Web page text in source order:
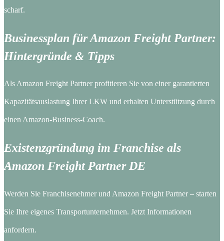
scharf.
Businessplan für Amazon Freight Partner:
Hintergründe & Tipps
Als Amazon Freight Partner profitieren Sie von einer garantierten
Kapazitätsauslastung Ihrer LKW und erhalten Unterstützung durch
einen Amazon-Business-Coach.
Existenzgründung im Franchise als
Amazon Freight Partner DE
Werden Sie Franchisenehmer und Amazon Freight Partner – starten
Sie Ihre eigenes Transportunternehmen. Jetzt Informationen
anfordern.